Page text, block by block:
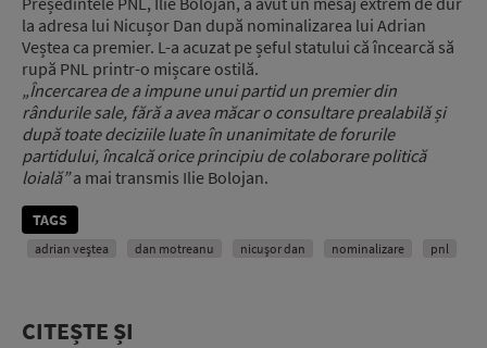
la adresa lui Nicușor Dan după nominalizarea lui Adrian
Veștea ca premier. L-a acuzat pe șeful statului că încearcă să
rupă PNL printr-o mișcare ostilă.
„Încercarea de a impune unui partid un premier din
rândurile sale, fără a avea măcar o consultare prealabilă și
după toate deciziile luate în unanimitate de forurile
partidului, încalcă orice principiu de colaborare politică
loială”a mai transmis Ilie Bolojan.
TAGS
adrian veștea dan motreanu nicușor dan nominalizare pnl
CITEȘTE ȘI